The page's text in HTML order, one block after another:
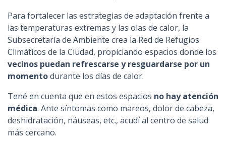
Para fortalecer las estrategias de adaptación frente a
las temperaturas extremas y las olas de calor, la
Subsecretaría de Ambiente crea la Red de Refugios
Climáticos de la Ciudad, propiciando espacios donde los
vecinos puedan refrescarse y resguardarse por un
momentodurante los días de calor.
Tené en cuenta que en estos espacios no hay atención
médica. Ante síntomas como mareos, dolor de cabeza,
deshidratación, náuseas, etc., acudí al centro de salud
más cercano.